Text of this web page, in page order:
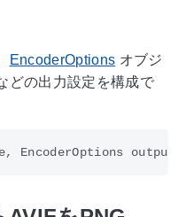
EncoderOptions オブジ
どの出力設定を構成で